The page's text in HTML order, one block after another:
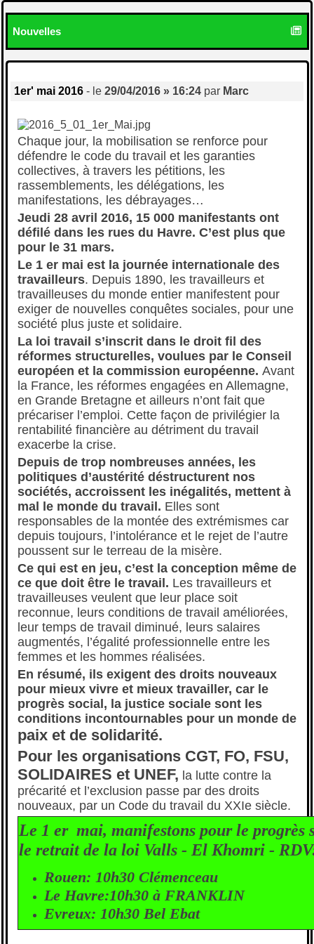
Nouvelles
1er' mai 2016 - le 29/04/2016 » 16:24par Marc
Chaque jour, la mobilisation se renforce pour
défendre le code du travail et les garanties
collectives, à travers les pétitions, les
rassemblements, les délégations, les
manifestations, les débrayages…
Jeudi 28 avril 2016, 15 000 manifestants ont
défilé dans les rues du Havre. C’est plus que
pour le 31 mars.
Le 1 er mai est la journée internationale des
travailleurs. Depuis 1890, les travailleurs et
travailleuses du monde entier manifestent pour
exiger de nouvelles conquêtes sociales, pour une
société plus juste et solidaire.
La loi travail s’inscrit dans le droit fil des
réformes structurelles, voulues par le Conseil
européen et la commission européenne. Avant
la France, les réformes engagées en Allemagne,
en Grande Bretagne et ailleurs n’ont fait que
précariser l’emploi. Cette façon de privilégier la
rentabilité financière au détriment du travail
exacerbe la crise.
Depuis de trop nombreuses années, les
politiques d’austérité déstructurent nos
sociétés, accroissent les inégalités, mettent à
mal le monde du travail. Elles sont
responsables de la montée des extrémismes car
depuis toujours, l’intolérance et le rejet de l’autre
poussent sur le terreau de la misère.
Ce qui est en jeu, c’est la conception même de
ce que doit être le travail. Les travailleurs et
travailleuses veulent que leur place soit
reconnue, leurs conditions de travail améliorées,
leur temps de travail diminué, leurs salaires
augmentés, l’égalité professionnelle entre les
femmes et les hommes réalisées.
En résumé, ils exigent des droits nouveaux
pour mieux vivre et mieux travailler, car le
progrès social, la justice sociale sont les
conditions incontournables pour un monde de
paix et de solidarité.
Pour les organisations CGT, FO, FSU,
SOLIDAIRES et UNEF, la lutte contre la
précarité et l’exclusion passe par des droits
nouveaux, par un Code du travail du XXIe siècle.
Le 1 er mai, manifestons pour le progrès
le retrait de la loi Valls - El Khomri -
Rouen: 10h30 Clémenceau
Le Havre:10h30 à FRANKLIN
Evreux: 10h30 Bel Ebat